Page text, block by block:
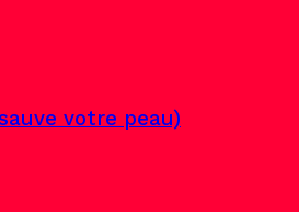
votre peau)